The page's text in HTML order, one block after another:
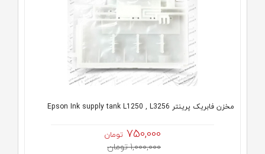
مخزن فابریک پرینتر Epson Ink supply tank L1250 , L3256
750,000 تومان
1,000,000 تومان